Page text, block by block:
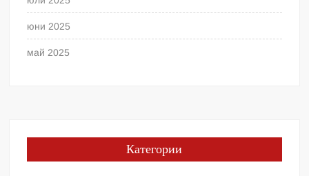
юни 2025
май 2025
Категории